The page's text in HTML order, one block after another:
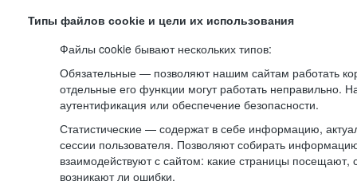
Типы файлов cookie и цели их использования
Файлы cookie бывают нескольких типов:
Обязательные — позволяют нашим сайтам работать
отдельные его функции могут работать неправильно.
аутентификация или обеспечение безопасности.
Статистические — содержат в себе информацию,
сессии пользователя. Позволяют собирать
взаимодействуют с сайтом: какие страницы посещают,
возникают ли ошибки.